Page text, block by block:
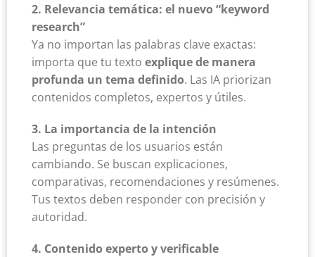
2. Relevancia temática: el nuevo “keyword
research”
Ya no importan las palabras clave exactas:
importa que tu texto explique de manera
profunda un tema definido. Las IA priorizan
contenidos completos, expertos y útiles.
3. La importancia de la intención
Las preguntas de los usuarios están
cambiando. Se buscan explicaciones,
comparativas, recomendaciones y resúmenes.
Tus textos deben responder con precisión y
autoridad.
4. Contenido experto y verificable